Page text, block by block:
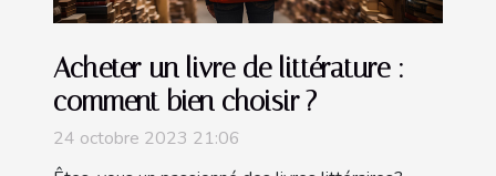
Acheter un livre de littérature :
comment bien choisir ?
24 octobre 2023 21:06